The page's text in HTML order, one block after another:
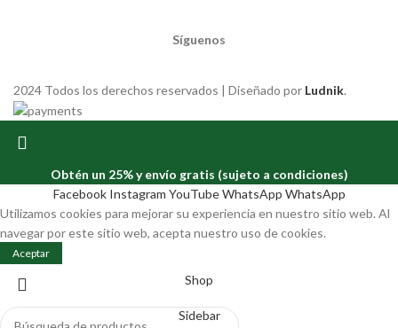
Síguenos
2024 Todos los derechos reservados | Diseñado por Ludnik.
Obtén un 25% y envío gratis (sujeto a condiciones)
Facebook Instagram YouTube WhatsApp WhatsApp
Utilizamos cookies para mejorar su experiencia en nuestro sitio web. Al
navegar por este sitio web, acepta nuestro uso de cookies.
Aceptar
Shop
Sidebar